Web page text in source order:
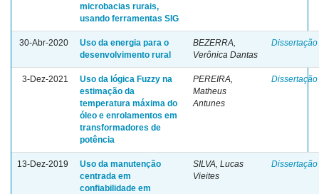
microbacias rurais,
usando ferramentas SIG
30-Abr-2020
Uso da energia para o
desenvolvimento rural
BEZERRA,
Verônica Dantas
Dissertação
3-Dez-2021
Uso da lógica Fuzzy na
estimação da
temperatura máxima do
óleo e enrolamentos em
transformadores de
potência
PEREIRA,
Matheus
Antunes
Dissertação
13-Dez-2019
Uso da manutenção
centrada em
confiabilidade em
SILVA, Lucas
Vieites
Dissertação